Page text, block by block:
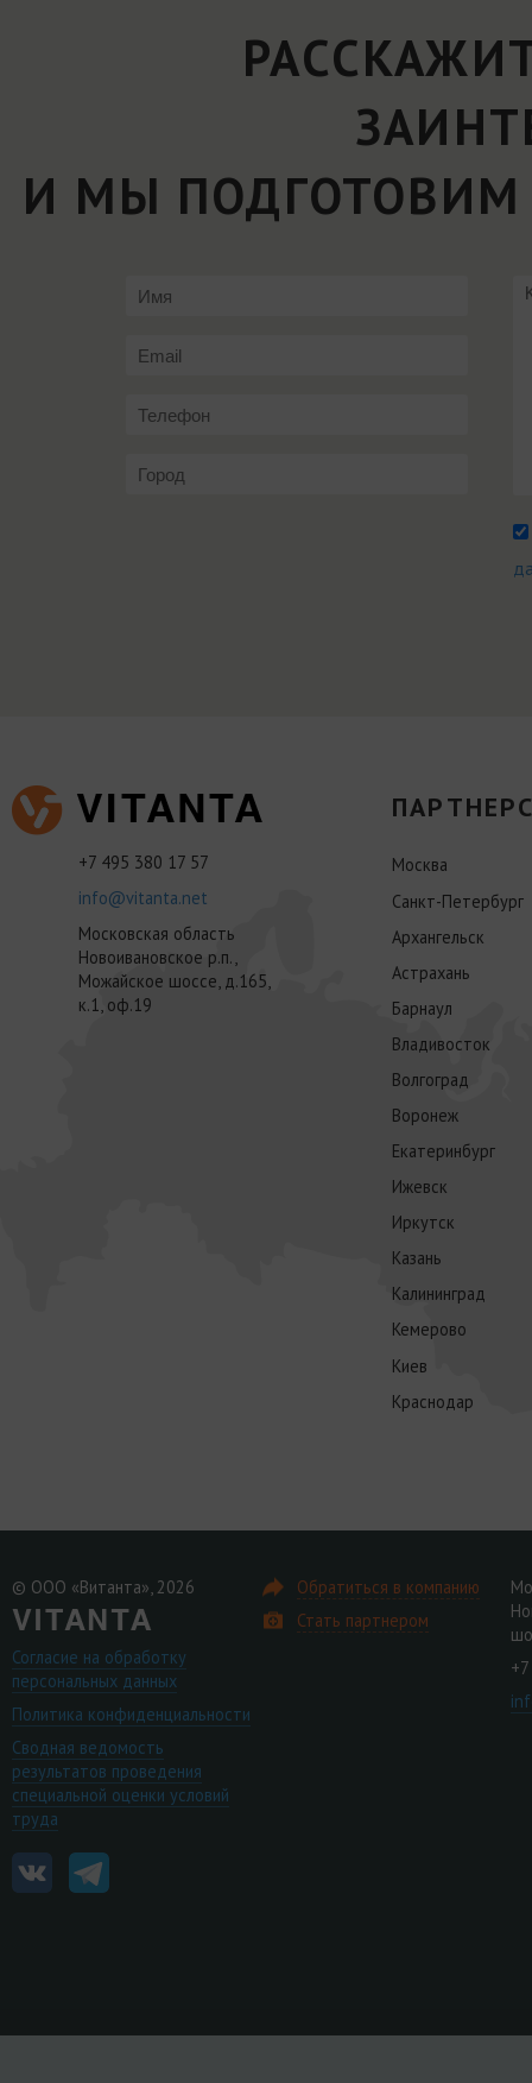
И МЫ ПОДГОТОВИМ
+7 495 380 17 57
info@vitanta.net
Московская область
Новоивановское р.п.,
Можайское шоссе, д.165,
к.1, оф.19
Москва
Санкт-Петербург
Архангельск
Астрахань
Барнаул
Владивосток
Волгоград
Воронеж
Екатеринбург
Ижевск
Иркутск
Казань
Калининград
Кемерово
Киев
Краснодар
© ООО «Витанта», 2026
Согласие на обработку
персональных данных
Политика конфиденциальности
Сводная ведомость
результатов проведения
специальной оценки условий
труда
Обратиться в компанию
Стать партнером